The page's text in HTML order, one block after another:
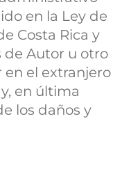
en la Ley de
Costa Rica y
de Autor u otro
el extranjero
en última
los daños y